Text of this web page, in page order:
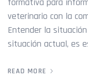
formativa para
veterinario con la
Entender la
situación actual, es
READ MORE